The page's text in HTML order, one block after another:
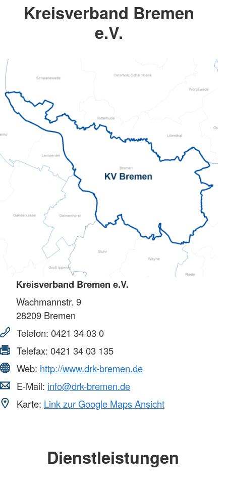
Kreisverband Bremen
e.V.
Kreisverband Bremen e.V.
Wachmannstr. 9
28209 Bremen
Telefon: 0421 34 03 0
Telefax: 0421 34 03 135
Web: http://www.drk-bremen.de
E-Mail: info@drk-bremen.de
Karte: Link zur Google Maps Ansicht
Dienstleistungen